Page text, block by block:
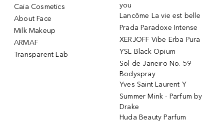
Caia Cosmetics
About Face
Milk Makeup
ARMAF
Transparent Lab
you
Lancôme La vie est belle
Prada Paradoxe Intense
XERJOFF Vibe Erba Pura
YSL Black Opium
Sol de Janeiro No. 59
Bodyspray
Yves Saint Laurent Y
Summer Mink - Parfum by
Drake
Huda Beauty Parfum